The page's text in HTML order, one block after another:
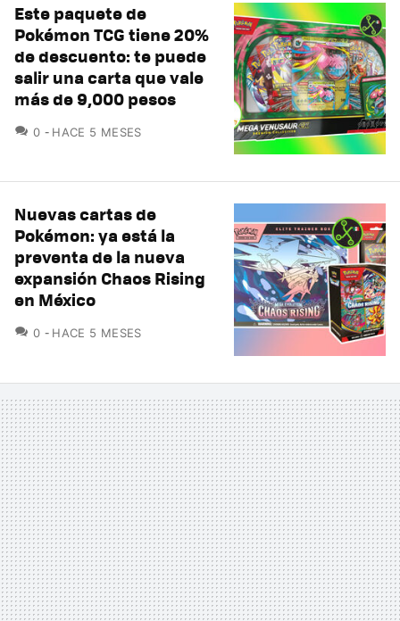
Este paquete de
Pokémon TCG tiene 20%
de descuento: te puede
salir una carta que vale
más de 9,000 pesos
0 COMENTARIOS
HACE 5 MESES
Nuevas cartas de
Pokémon: ya está la
preventa de la nueva
expansión Chaos Rising
en México
0 COMENTARIOS
HACE 5 MESES